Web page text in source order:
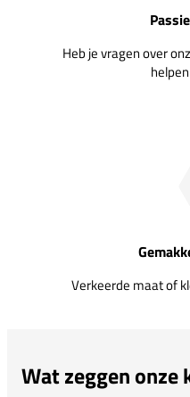
Heb je vragen over
Verkeerde maat of
Wat zeggen onze